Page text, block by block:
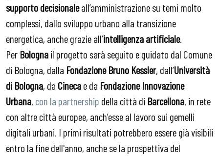
supporto decisionaleall’amministrazione su temi molto
complessi, dallo sviluppo urbano alla transizione
energetica, anche grazie all’intelligenza artificiale.
Per Bolognail progetto sarà seguito e guidato dal Comune
di Bologna, dalla Fondazione Bruno Kessler, dall’Università
di Bologna, da Cinecae da Fondazione Innovazione
Urbana, con la partnership della città di Barcellona, in rete
con altre città europee, anch’esse al lavoro sui gemelli
digitali urbani. I primi risultati potrebbero essere già visibili
entro la fine dell'anno, anche se la prospettiva del